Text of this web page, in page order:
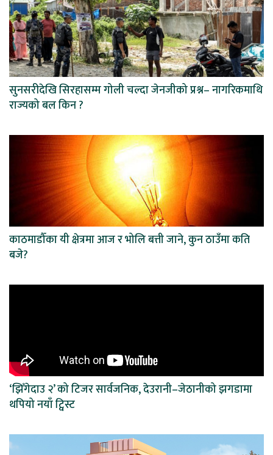
सुनसरीदेखि सिरहासम्म गोली चल्दा जेनजीको प्रश्न– नागरिकमाथि
राज्यको बल किन ?
काठमाडौँका यी क्षेत्रमा आज र भोलि बत्ती जाने, कुन ठाउँमा कति
बजे?
‘झिँगेदाउ २’ को टिजर सार्वजनिक, देउरानी–जेठानीको झगडामा
थपियो नयाँ ट्विस्ट